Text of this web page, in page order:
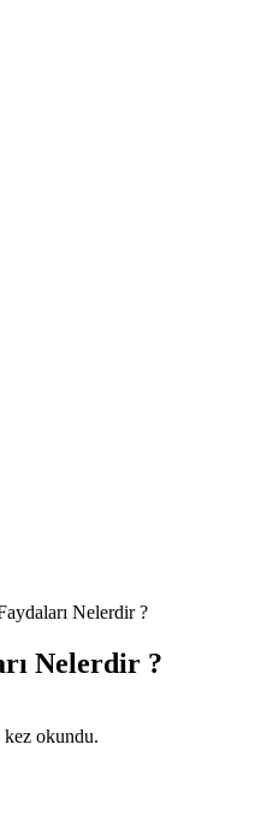
Nelerdir ?
Nelerdir ?
kez okundu.